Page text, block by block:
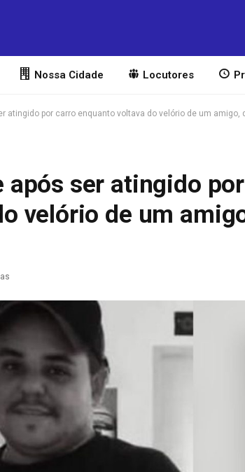
Nossa Cidade Locutores
atingido por carro enquanto voltava do velório de um amigo,
ser atingido
velório de um